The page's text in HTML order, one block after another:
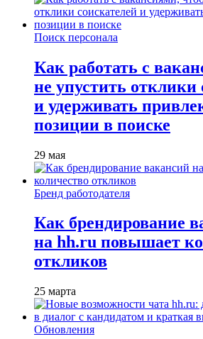
Поиск персонала
Как работать с
не упустить отклики
и удерживать
позиции в поиске
29 мая
Бренд работодателя
Как брендирование
на hh.ru повышает
откликов
25 марта
Обновления